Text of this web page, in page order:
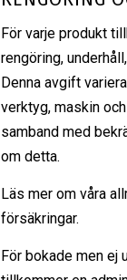
För varje produkt
rengöring,
Denna avgift
verktyg, maskin och
samband med
om detta.
Läs mer om våra
försäkringar.
För bokade men ej